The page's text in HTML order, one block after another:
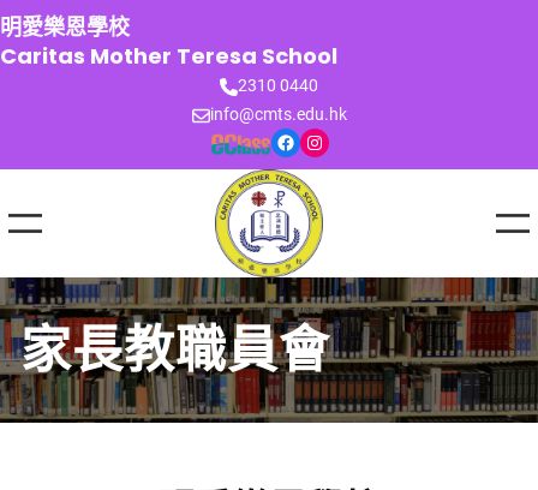
跳
至
主
明愛樂恩學校
Caritas Mother Teresa School
2310 0440
info@cmts.edu.hk
Facebook Instagram
家長教職員會